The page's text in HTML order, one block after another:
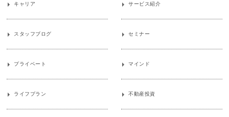
キャリア サービス紹介
スタッフブログ セミナー
プライベート マインド
ライフプラン 不動産投資